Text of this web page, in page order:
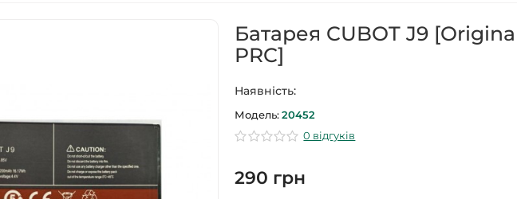
Батарея CUBOT J9
PRC]
Наявність:
Модель: 20452
0 відгуків
290 грн